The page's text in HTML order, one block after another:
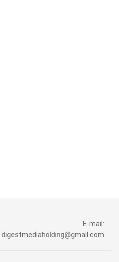
E-mail:
digestmediaholding@gmail.com